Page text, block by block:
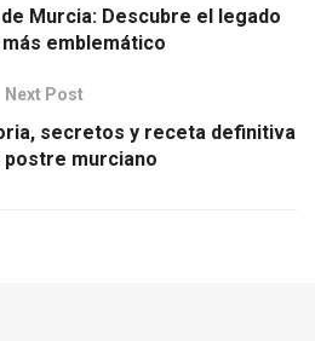
Murcia: Descubre el legado
emblemático
Next Post
secretos y receta definitiva
postre murciano